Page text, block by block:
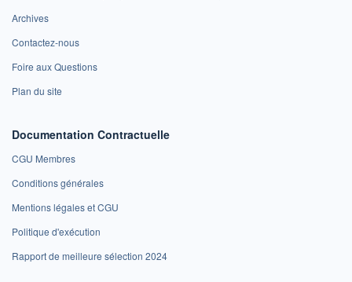
Archives
Contactez-nous
Foire aux Questions
Plan du site
Documentation Contractuelle
CGU Membres
Conditions générales
Mentions légales et CGU
Politique d'exécution
Rapport de meilleure sélection 2024